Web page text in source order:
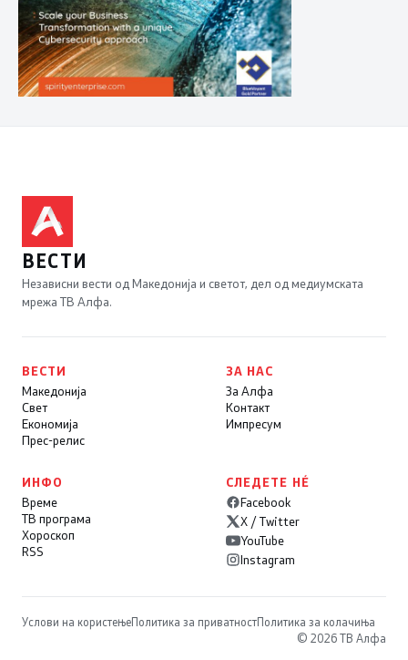
ВЕСТИ
Независни вести од Македонија и светот, дел од медиумската
мрежа ТВ Алфа.
ВЕСТИ
Македонија
Свет
Економија
Прес-релис
ЗА НАС
За Алфа
Контакт
Импресум
ИНФО
Време
ТВ програма
Хороскоп
RSS
СЛЕДЕТЕ НÉ
Facebook
X / Twitter
YouTube
Instagram
Услови на користењеПолитика за приватностПолитика за колачиња
© 2026 ТВ Алфа